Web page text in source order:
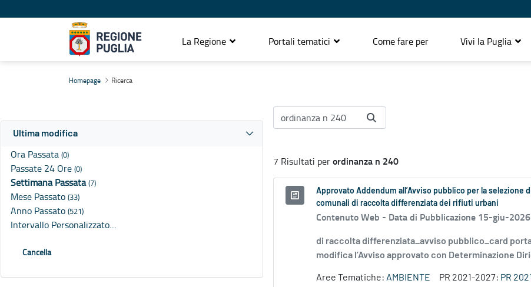
La Regione Portali tematici Come fare per Vivi la Puglia
Homepage Ricerca
Ultima modifica
Ora Passata (0)
Passate 24 Ore (0)
Settimana Passata(7)
Mese Passato (33)
Anno Passato (521)
Intervallo Personalizzato…
Cancella
7 Risultati perordinanza n 240
Approvato Addendum all’Avviso pubblico per la
comunali di raccolta differenziata dei rifiuti urbani
Contenuto Web - Data di Pubblicazione 15-giu-
di raccolta differenziata_avviso pubblico_card
modifica l’Avviso approvato con Determinazione
Aree Tematiche: AMBIENTE PR 2021-2027: PR